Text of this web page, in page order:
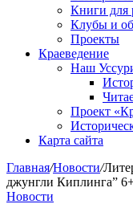
Книги для
Клубы и
Проекты
Краеведение
Наш
Проект
Карта сайта
Главная/Новости/
джунгли Киплинга”
Новости